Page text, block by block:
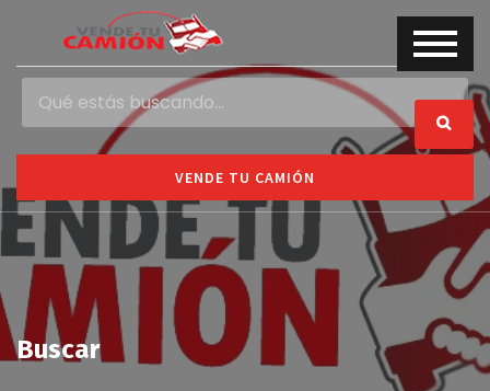
VENDE TU CAMIÓN
Buscar